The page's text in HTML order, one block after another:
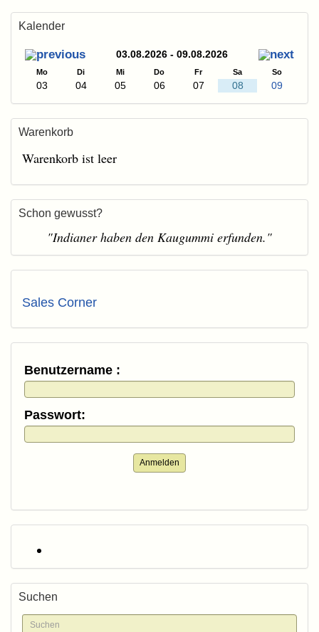
Kalender
03.08.2026 - 09.08.2026
Mo Di Mi Do Fr Sa So
03 04 05 06 07 08 09
Warenkorb
Warenkorb ist leer
Schon gewusst?
"Indianer haben den Kaugummi erfunden."
Sales Corner
Benutzername :
Passwort:
Anmelden
Suchen